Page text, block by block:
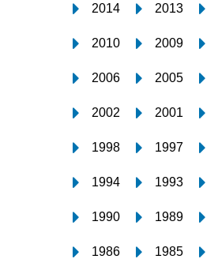
2014 2013
2010 2009
2006 2005
2002 2001
1998 1997
1994 1993
1990 1989
1986 1985